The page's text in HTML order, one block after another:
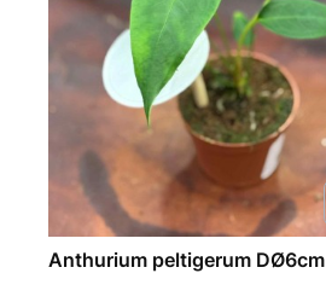
Anthurium peltigerum DØ6cm